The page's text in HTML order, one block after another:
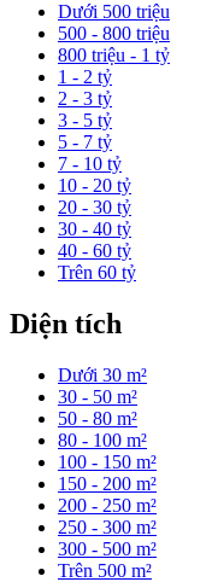
Dưới 500 triệu
500 - 800 triệu
800 triệu - 1 tỷ
1 - 2 tỷ
2 - 3 tỷ
3 - 5 tỷ
5 - 7 tỷ
7 - 10 tỷ
10 - 20 tỷ
20 - 30 tỷ
30 - 40 tỷ
40 - 60 tỷ
Trên 60 tỷ
Diện tích
Dưới 30 m²
30 - 50 m²
50 - 80 m²
80 - 100 m²
100 - 150 m²
150 - 200 m²
200 - 250 m²
250 - 300 m²
300 - 500 m²
Trên 500 m²